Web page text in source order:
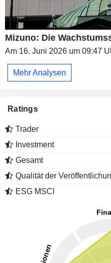
Mizuno: Die
Am 16. Juni 2026 um 09:47
Mehr Analysen
Ratings
Trader
Investment
Gesamt
Qualität der
ESG MSCI